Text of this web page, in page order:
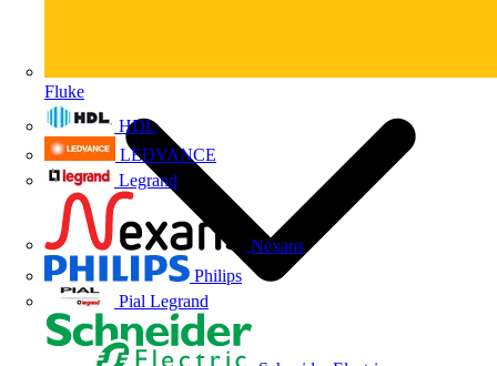
Fluke
HDL
LEDVANCE
Legrand
Nexans
Philips
Pial Legrand